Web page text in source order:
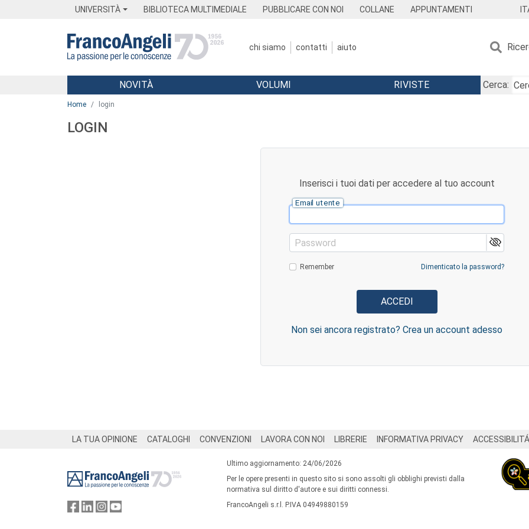
UNIVERSITÀ BIBLIOTECA MULTIMEDIALE PUBBLICARE CON NOI COLLANE APPUNTAMENTI
chi siamo contatti aiuto
Menu
NOVITÀ VOLUMI RIVISTE
Cerca:
Home login
LOGIN
Inserisci i tuoi dati per accedere al tuo account
Email utente
Password
Remember Dimenticato la password?
Non sei ancora registrato? Crea un account adesso
LA TUA OPINIONE CATALOGHI CONVENZIONI LAVORA CON NOI LIBRERIE INFORMATIVA PRIVACY ACCESSIBILITÁ
Ultimo aggiornamento: 24/06/2026
Per le opere presenti in questo sito si sono assolti gli obblighi previsti dalla
normativa sul diritto d'autore e sui diritti connessi.
FrancoAngeli s.r.l. P.IVA 04949880159